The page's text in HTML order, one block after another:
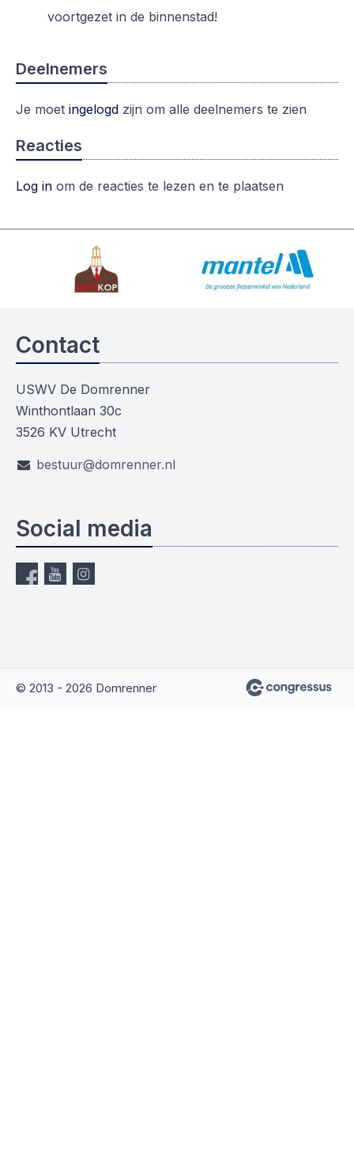
voortgezet in de binnenstad!
Deelnemers
Je moet ingelogd zijn om alle deelnemers te zien
Reacties
Log in om de reacties te lezen en te plaatsen
Contact
USWV De Domrenner
Winthontlaan 30c
3526 KV Utrecht
bestuur@domrenner.nl
Social media
© 2013 - 2026 Domrenner